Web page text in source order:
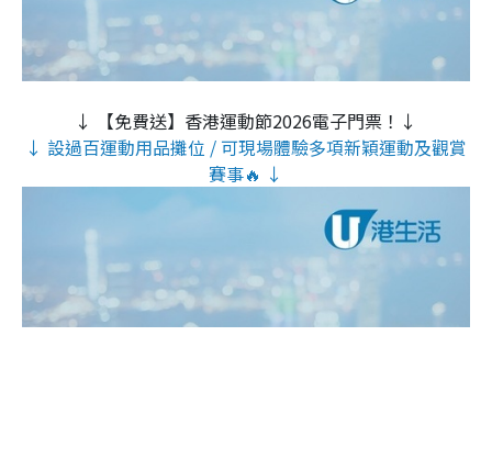
↓ 【免費送】香港運動節2026電子門票！↓
↓ 設過百運動用品攤位 / 可現場體驗多項新穎運動及觀賞
賽事🔥 ↓